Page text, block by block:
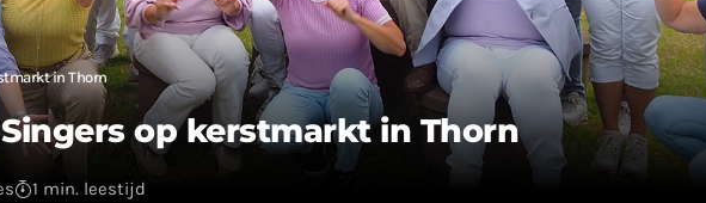
in Thorn
op kerstmarkt in Thorn
1 min. leestijd